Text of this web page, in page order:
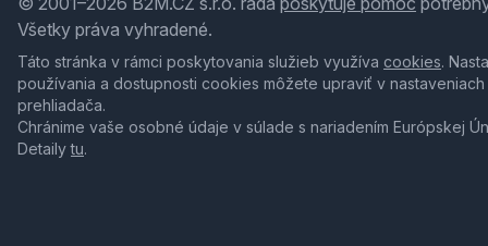
Všetky práva vyhradené.
Táto stránka v rámci poskytovania služieb využíva cookies.
používania a dostupnosti cookies môžete upraviť v nastaveniach
prehliadača.
Chránime vaše osobné údaje v súlade s nariadením Európskej
Detailytu.